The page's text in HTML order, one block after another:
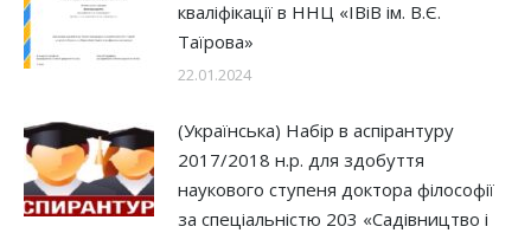
кваліфікації в ННЦ «ІВіВ ім. В.Є.
Таїрова»
22.01.2024
(Українська) Набір в аспірантуру
2017/2018 н.р. для здобуття
наукового ступеня доктора філософії
за спеціальністю 203 «Садівництво і